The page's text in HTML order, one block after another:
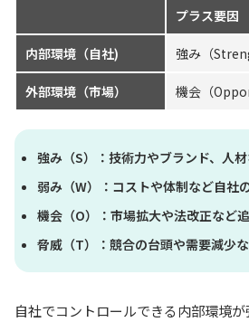
プラス要因
内部環境（自社) 強み（
外部環境（市場） 機会（
強み（S）：技術力やブランド、人
弱み（W）：コストや体制など自社
機会（O）：市場拡大や法改正など
脅威（T）：競合の台頭や需要減少
自社でコントロールできる内部環境